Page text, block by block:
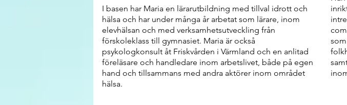
I basen har Maria en lärarutbildning med tillval idrott och
hälsa och har under många år arbetat som lärare, inom
elevhälsan och med verksamhetsutveckling från
förskoleklass till gymnasiet. Maria är också
psykologkonsult åt Friskvården i Värmland och en anlitad
föreläsare och handledare inom arbetslivet, både på egen
hand och tillsammans med andra aktörer inom området
hälsa.